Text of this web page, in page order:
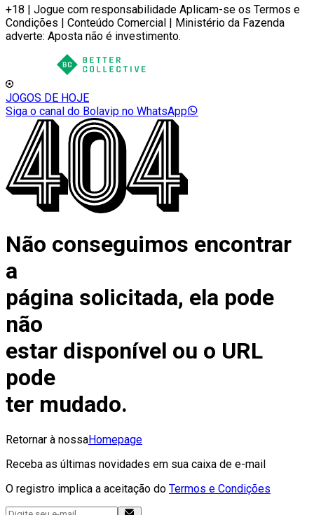
+18 | Jogue com responsabilidade Aplicam-se os Termos e
Condições | Conteúdo Comercial | Ministério da Fazenda
adverte: Aposta não é investimento.
JOGOS DE HOJE
Siga o canal do Bolavip no WhatsApp
Não conseguimos encontrar
a
página solicitada, ela pode
não
estar disponível ou o URL
pode
ter mudado.
Retornar à nossaHomepage
Receba as últimas novidades em sua caixa de e-mail
O registro implica a aceitação do Termos e Condições